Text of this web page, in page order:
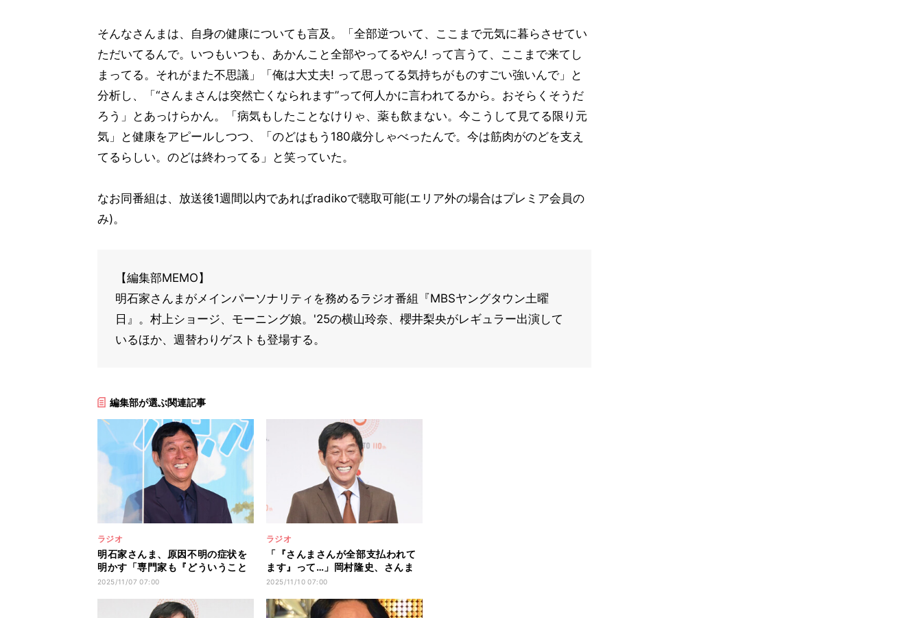
そんなさんまは、自身の健康についても言及。「全部逆ついて、ここまで元気に暮らさせてい
ただいてるんで。いつもいつも、あかんこと全部やってるやん! って言うて、ここまで来てし
まってる。それがまた不思議」「俺は大丈夫! って思ってる気持ちがものすごい強いんで」と
分析し、「“さんまさんは突然亡くなられます”って何人かに言われてるから。おそらくそうだ
ろう」とあっけらかん。「病気もしたことなけりゃ、薬も飲まない。今こうして見てる限り元
気」と健康をアピールしつつ、「のどはもう180歳分しゃべったんで。今は筋肉がのどを支え
てるらしい。のどは終わってる」と笑っていた。
なお同番組は、放送後1週間以内であればradikoで聴取可能(エリア外の場合はプレミア会員の
み)。
【編集部MEMO】
明石家さんまがメインパーソナリティを務めるラジオ番組『MBSヤングタウン土曜
日』。村上ショージ、モーニング娘。'25の横山玲奈、櫻井梨央がレギュラー出演して
いるほか、週替わりゲストも登場する。
編集部が選ぶ関連記事
ラジオ
明石家さんま、原因不明の症状を
明かす「専門家も『どういうこと
なんだろう?』って」
2025/11/07 07:00
ラジオ
「『さんまさんが全部支払われて
ます』って…」岡村隆史、さんま
の“神対応”に感激
2025/11/10 07:00